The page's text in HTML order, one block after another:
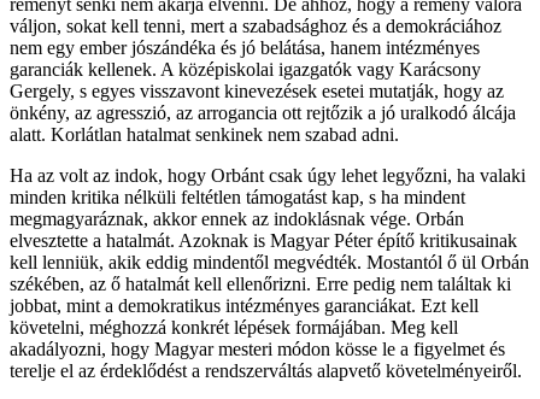
váljon, sokat kell tenni, mert a szabadsághoz és a demokráciához
nem egy ember jószándéka és jó belátása, hanem intézményes
garanciák kellenek. A középiskolai igazgatók vagy Karácsony
Gergely, s egyes visszavont kinevezések esetei mutatják, hogy az
önkény, az agresszió, az arrogancia ott rejtőzik a jó uralkodó álcája
alatt. Korlátlan hatalmat senkinek nem szabad adni.
Ha az volt az indok, hogy Orbánt csak úgy lehet legyőzni, ha valaki
minden kritika nélküli feltétlen támogatást kap, s ha mindent
megmagyaráznak, akkor ennek az indoklásnak vége. Orbán
elvesztette a hatalmát. Azoknak is Magyar Péter építő kritikusainak
kell lenniük, akik eddig mindentől megvédték. Mostantól ő ül Orbán
székében, az ő hatalmát kell ellenőrizni. Erre pedig nem találtak ki
jobbat, mint a demokratikus intézményes garanciákat. Ezt kell
követelni, méghozzá konkrét lépések formájában. Meg kell
akadályozni, hogy Magyar mesteri módon kösse le a figyelmet és
terelje el az érdeklődést a rendszerváltás alapvető követelményeiről.